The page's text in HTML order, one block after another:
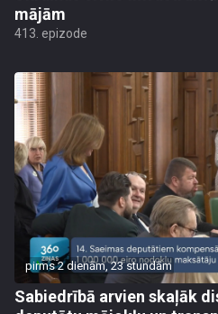
mājām
413. epizode
pirms 2 dienām, 23 stundām
Sabiedrībā arvien skaļāk